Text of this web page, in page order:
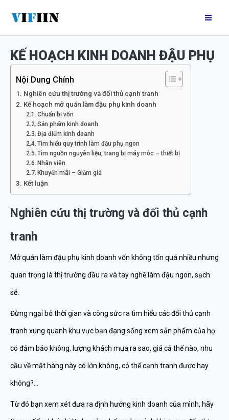
nội
dungKẾ HOẠCH KINH DOANH ĐẬU PHỤ
Nội Dung Chính
Nghiên cứu thị trường và đối thủ cạnh tranh
Kế hoạch mở quán làm đậu phụ kinh doanh
Chuẩn bị vốn
Sản phẩm kinh doanh
Địa điểm kinh doanh
Tìm hiểu quy trình làm đậu phụ ngon
Tìm nguồn nguyên liệu, trang bị máy móc – thiết bị
Nhân viên
Khuyến mãi – Giảm giá
Kết luận
Nghiên cứu thị trường và đối thủ cạnh
tranh
Mở quán làm đậu phụ kinh doanh vốn không tốn quá nhiều nhưng
quan trọng là thị trường đầu ra và tay nghề làm đậu ngon, sạch
sẽ.
Đừng ngại bỏ thời gian và công sức ra tìm hiểu các đối thủ cạnh
tranh xung quanh khu vực bạn đang sống xem sản phẩm của họ
có đảm bảo không, lượng khách mua ra sao, giá cả thế nào, nhu
cầu về mặt hàng này có lớn không, có thể cạnh tranh được hay
không?…
Từ đó bạn xem xét đưa ra định hướng kinh doanh của mình, hãy